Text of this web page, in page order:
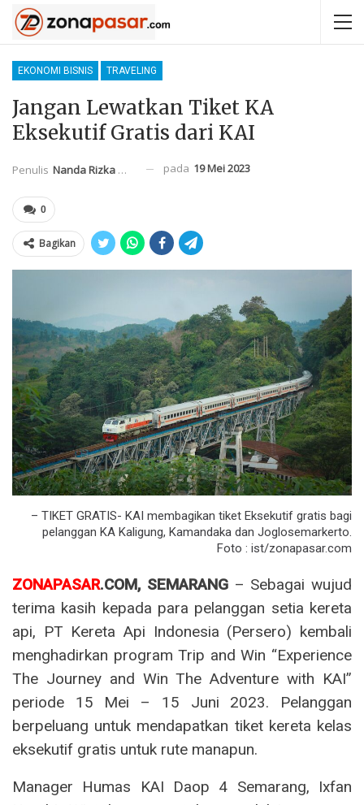
EKONOMI BISNIS TRAVELING
Jangan Lewatkan Tiket KA
Eksekutif Gratis dari KAI
Penulis Nanda Rizka Mahendra pada 19 Mei 2023
0
Bagikan
– TIKET GRATIS- KAI membagikan tiket Eksekutif gratis bagi
pelanggan KA Kaligung, Kamandaka dan Joglosemarkerto.
Foto : ist/zonapasar.com
ZONAPASAR.COM, SEMARANG– Sebagai wujud
terima kasih kepada para pelanggan setia kereta
api, PT Kereta Api Indonesia (Persero) kembali
menghadirkan program Trip and Win “Experience
The Journey and Win The Adventure with KAI”
periode 15 Mei – 15 Juni 2023. Pelanggan
berpeluang untuk mendapatkan tiket kereta kelas
eksekutif gratis untuk rute manapun.
Manager Humas KAI Daop 4 Semarang, Ixfan